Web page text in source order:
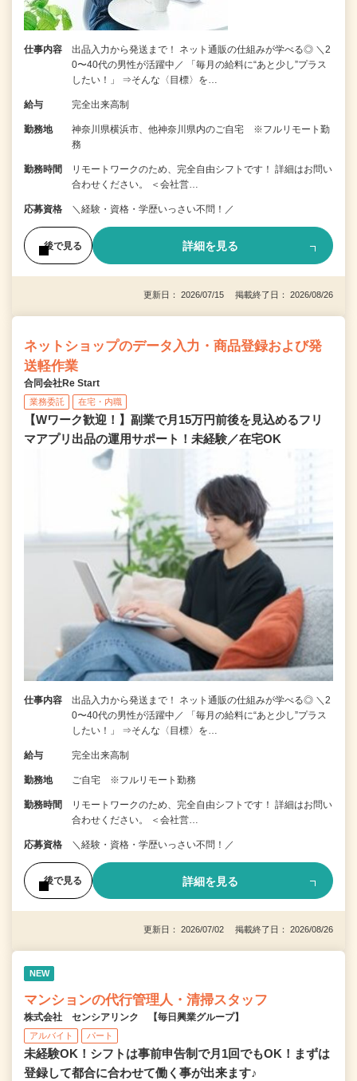
仕事内容
出品入力から発送まで！ ネット通販の仕組みが学べる◎ ＼2
0〜40代の男性が活躍中／ 「毎月の給料に“あと少し”プラス
したい！」 ⇒そんな〈目標〉を…
給与 完全出来高制
勤務地
神奈川県横浜市、他神奈川県内のご自宅 ※フルリモート勤
務
勤務時間
リモートワークのため、完全自由シフトです！ 詳細はお問い
合わせください。 ＜会社営…
応募資格 ＼経験・資格・学歴いっさい不問！／
後で見る 詳細を見る
更新日： 2026/07/15 掲載終了日： 2026/08/26
ネットショップのデータ入力・商品登録および発
送軽作業
合同会社Re Start
業務委託 在宅・内職
【Wワーク歓迎！】副業で月15万円前後を見込めるフリ
マアプリ出品の運用サポート！未経験／在宅OK
仕事内容
出品入力から発送まで！ ネット通販の仕組みが学べる◎ ＼2
0〜40代の男性が活躍中／ 「毎月の給料に“あと少し”プラス
したい！」 ⇒そんな〈目標〉を…
給与 完全出来高制
勤務地 ご自宅 ※フルリモート勤務
勤務時間
リモートワークのため、完全自由シフトです！ 詳細はお問い
合わせください。 ＜会社営…
応募資格 ＼経験・資格・学歴いっさい不問！／
後で見る 詳細を見る
更新日： 2026/07/02 掲載終了日： 2026/08/26
NEW
マンションの代行管理人・清掃スタッフ
株式会社 センシアリンク 【毎日興業グループ】
アルバイト パート
未経験OK！シフトは事前申告制で月1回でもOK！まずは
登録して都合に合わせて働く事が出来ます♪